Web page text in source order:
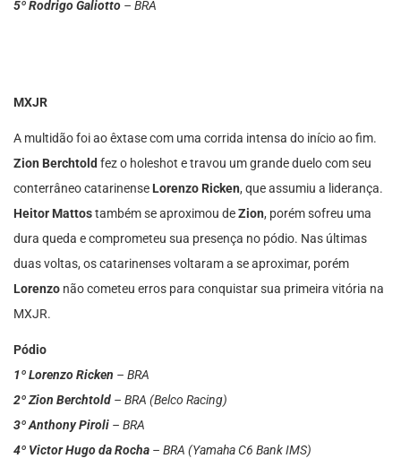
5º Rodrigo Galiotto – BRA
MXJR
A multidão foi ao êxtase com uma corrida intensa do início ao fim.
Zion Berchtold fez o holeshot e travou um grande duelo com seu
conterrâneo catarinense Lorenzo Ricken, que assumiu a liderança.
Heitor Mattostambém se aproximou deZion, porém sofreu uma
dura queda e comprometeu sua presença no pódio. Nas últimas
duas voltas, os catarinenses voltaram a se aproximar, porém
Lorenzo não cometeu erros para conquistar sua primeira vitória na
MXJR.
Pódio
1º Lorenzo Ricken – BRA
2º Zion Berchtold – BRA (Belco Racing)
3º Anthony Piroli – BRA
4º Victor Hugo da Rocha – BRA (Yamaha C6 Bank IMS)